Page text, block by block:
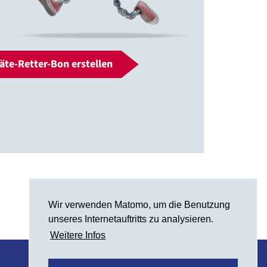
Wir verwenden Matomo, um die Benutzung
unseres Internetauftritts zu analysieren.
Weitere Infos
Retter-Bon erstellen